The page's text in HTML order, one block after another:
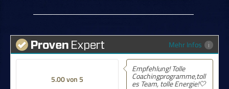
Mehr Infos
5.00 von 5
Empfehlung! Tolle
Coachingprogramme,toll
es Team, tolle Energie!🤍